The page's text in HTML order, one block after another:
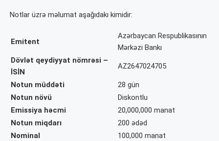
Notlar üzrə məlumat aşağıdakı kimidir:
Emitent
Azərbaycan Respublikasının
Mərkəzi Bankı
Dövlət qeydiyyat nömrəsi –
İSİN
AZ2647024705
Notun müddəti
28 gün
Notun növü
Diskontlu
Emissiya həcmi
20,000,000 manat
Notun miqdarı
200 ədəd
Nominal
100,000 manat